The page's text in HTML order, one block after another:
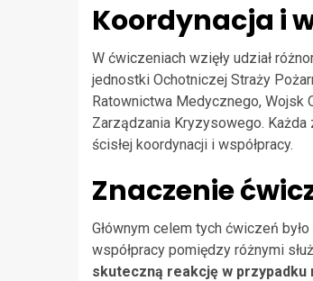
Koordynacja i
W ćwiczeniach wzięły udział
jednostki Ochotniczej Straży
Ratownictwa Medycznego, Wojsk
Zarządzania Kryzysowego. Każda
ścisłej koordynacji i współpracy.
Znaczenie
Głównym celem tych ćwiczeń
współpracy pomiędzy różnymi
skuteczną reakcję w